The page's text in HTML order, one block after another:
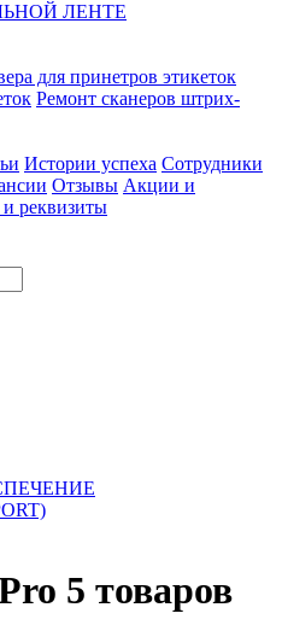
ЛЕНТЕ
для принетров этикеток
Ремонт сканеров штрих-
Истории успеха Сотрудники
Отзывы Акции и
реквизиты
5 товаров